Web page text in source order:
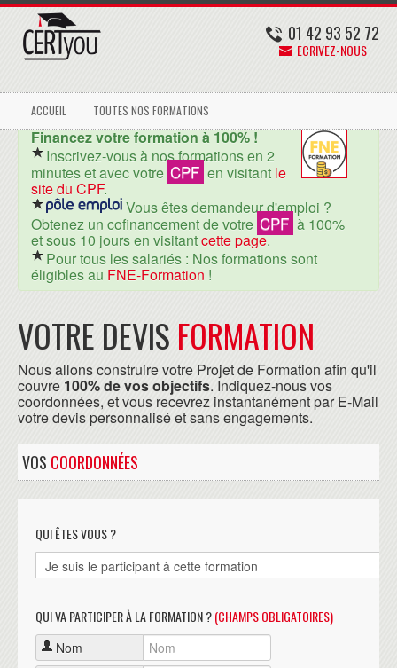
01 42 93 52 72
ECRIVEZ-NOUS
ACCUEIL TOUTES NOS FORMATIONS
Financez votre formation à 100% !
Inscrivez-vous à nos formations en 2
minutes et avec votre CPF en visitant le
site du CPF.
Vous êtes demandeur d'emploi ?
Obtenez un cofinancement de votre CPF à 100%
et sous 10 jours en visitantcette page.
Pour tous les salariés : Nos formations sont
éligibles au FNE-Formation !
VOTRE DEVIS FORMATION
Nous allons construire votre Projet de Formation afin qu'il
couvre 100% de vos objectifs. Indiquez-nous vos
coordonnées, et vous recevrez instantanément par E-Mail
votre devis personnalisé et sans engagements.
VOS COORDONNÉES
QUI ÊTES VOUS ?
QUI VA PARTICIPER À LA FORMATION ?(CHAMPS OBLIGATOIRES)
Nom